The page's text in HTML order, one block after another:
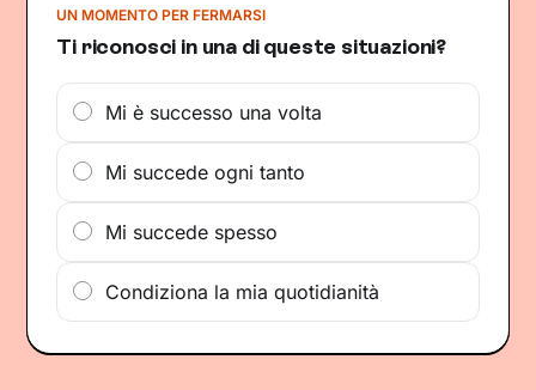
UN MOMENTO PER FERMARSI
Ti riconosci in una di queste situazioni?
Mi è successo una volta
Mi succede ogni tanto
Mi succede spesso
Condiziona la mia quotidianità